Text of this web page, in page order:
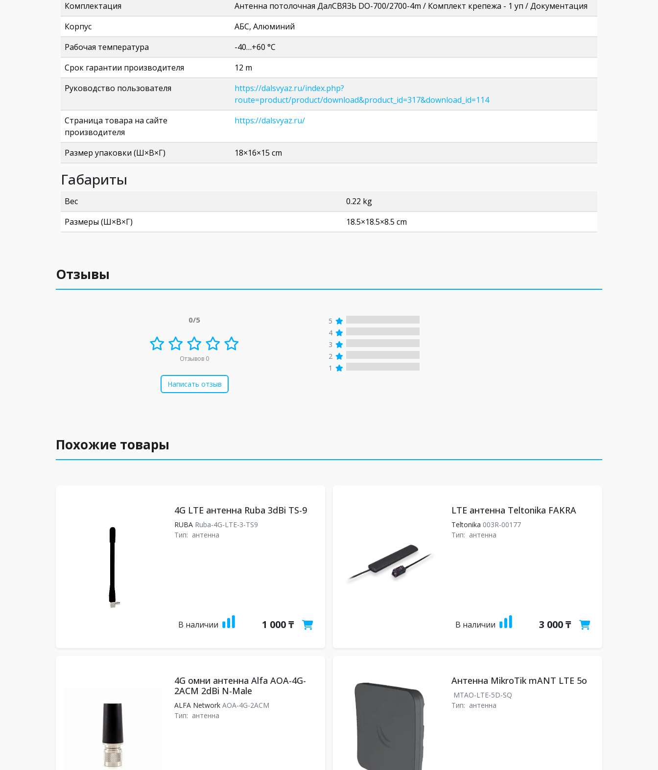
Комплектация
Антенна потолочная ДалСВЯЗЬ DO-700/2700-4m / Комплект крепежа - 1 уп / Документация
Корпус
АБС, Алюминий
Рабочая температура
-40…+60 °C
Срок гарантии производителя
12 m
Руководство пользователя
https://dalsvyaz.ru/index.php?
route=product/product/download&product_id=317&download_id=114
Страница товара на сайте
производителя
https://dalsvyaz.ru/
Размер упаковки (Ш×В×Г) 18×16×15 cm
Габариты
Вес
0.22 kg
Размеры (Ш×В×Г)
18.5×18.5×8.5 cm
Отзывы
0/5
Отзывов 0
Написать отзыв
5
4
3
2
1
Похожие товары
4G LTE антенна Ruba 3dBi TS-9
RUBARuba-4G-LTE-3-TS9
Тип: антенна
В наличии 1 000 ₸
LTE антенна Teltonika FAKRA
Teltonika 003R-00177
Тип: антенна
В наличии 3 000 ₸
4G омни антенна Alfa AOA-4G-
2ACM 2dBi N-Male
ALFA NetworkAOA-4G-2ACM
Тип: антенна
Антенна MikroTik mANT LTE 5o
MTAO-LTE-5D-SQ
Тип: антенна